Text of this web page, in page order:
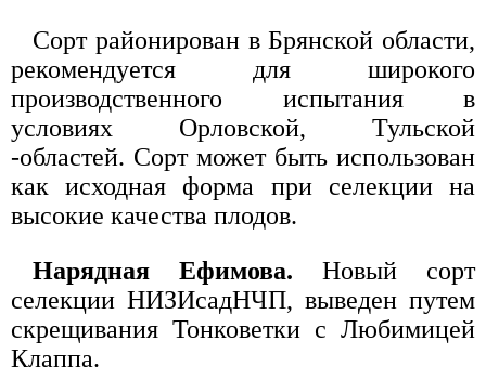
Сорт районирован в Брянской области,
рекомендуется для широкого
производственного испытания в
условиях Орловской, Тульской
-областей. Сорт может быть использован
как исходная форма при селекции на
высокие качества плодов.
Нарядная Ефимова. Новый сорт
селекции НИЗИсадНЧП, выведен путем
скрещивания Тонковетки с Любимицей
Клаппа.